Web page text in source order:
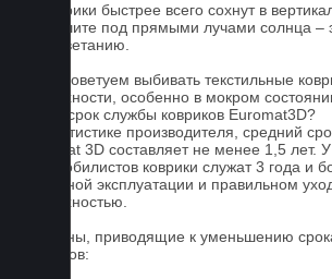
4. Коврики быстрее всего сохнут в
Не сушите под прямыми лучами солнца –
к выцветанию.
5. Не советуем выбивать текстильные
поверхности, особенно в мокром
Какой срок службы ковриков Euromat3D?
По статистике производителя, средний
Euromat 3D составляет не менее 1,5 лет.
автомобилистов коврики служат 3 года и
бережной эксплуатации и правильном
поверхностью.
Причины, приводящие к уменьшению
ковриков: